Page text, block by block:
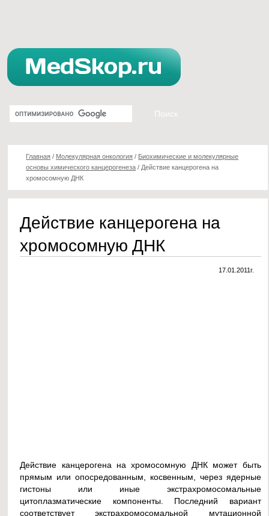
Главная / Молекулярная онкология / Биохимические и молекулярные
основы химического канцерогенеза / Действие канцерогена на
хромосомную ДНК
Действие канцерогена на
хромосомную ДНК
17.01.2011г.
Действие канцерогена на хромосомную ДНК может быть
прямым или опосредованным, косвенным, через ядерные
гистоны или иные экстрахромосомальные
цитоплазматические компоненты. Последний вариант
соответствует экстрахромосомальной мутационной